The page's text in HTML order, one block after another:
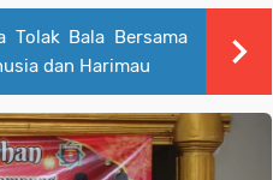
Tolak Bala Bersama
dan Harimau